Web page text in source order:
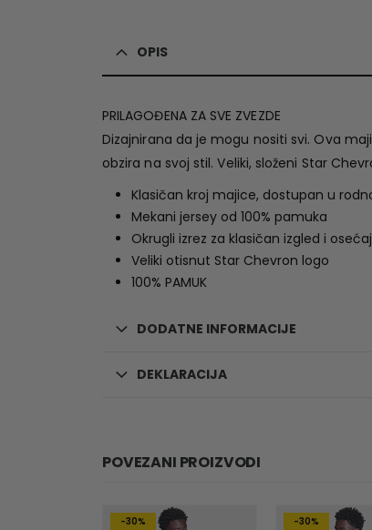
OPIS
PRILAGOĐENA ZA SVE ZVEZDE
Dizajnirana da je mogu nositi svi. Ova
obzira na svoj stil. Veliki, složeni Star
Klasičan kroj majice, dostupan u
Mekani jersey od 100% pamuka
Okrugli izrez za klasičan izgled i
Veliki otisnut Star Chevron logo
100% PAMUK
DODATNE INFORMACIJE
DEKLARACIJA
POVEZANI PROIZVODI
-30% -30%